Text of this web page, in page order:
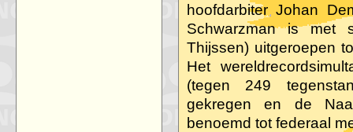
hoofdarbiter Johan
Schwarzman is
Thijssen) uitgeroepen
Het
(tegen 249
gekregen en de
benoemd tot federaal